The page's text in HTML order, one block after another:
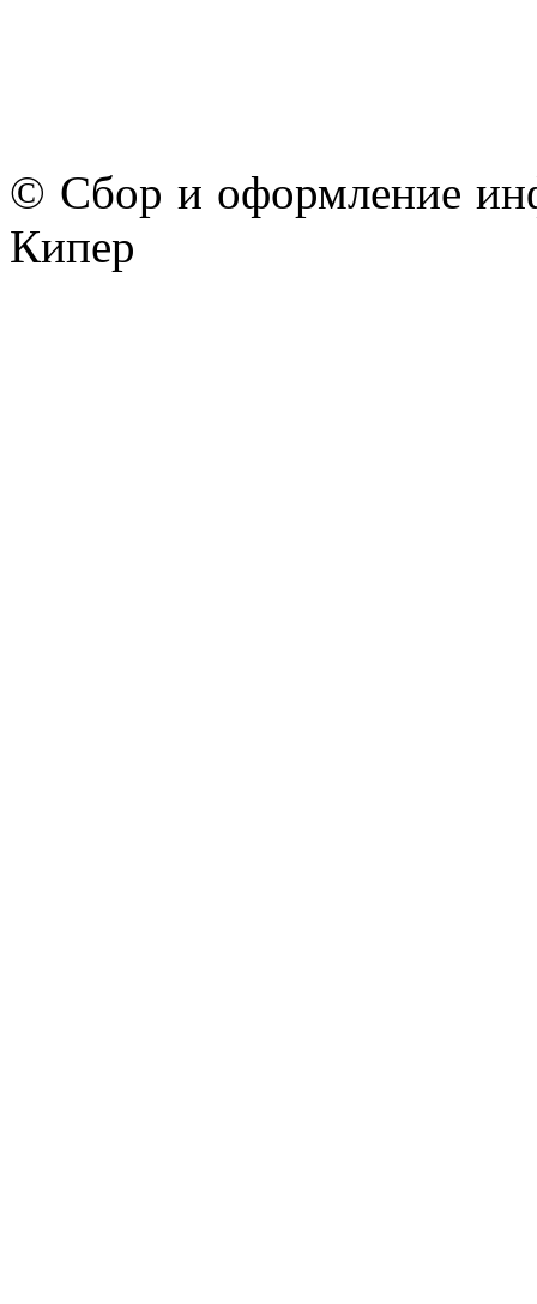
© Сбор и оформление
Кипер